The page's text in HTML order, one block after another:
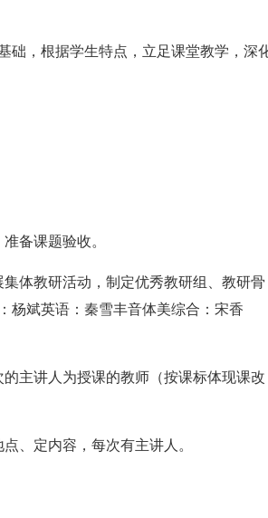
，根据学生特点，立足课堂教学，深
备课题验收。
体教研活动，制定优秀教研组、教研骨
杨斌英语：秦雪丰音体美综合：宋香
主讲人为授课的教师（按课标体现课改
、定内容，每次有主讲人。